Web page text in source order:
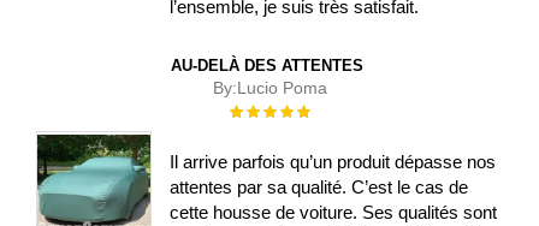
l’ensemble, je suis très satisfait.
AU-DELÀ DES ATTENTES
By:Lucio Poma
Évaluation :
Il arrive parfois qu’un produit dépasse nos
attentes par sa qualité. C’est le cas de
cette housse de voiture. Ses qualités sont